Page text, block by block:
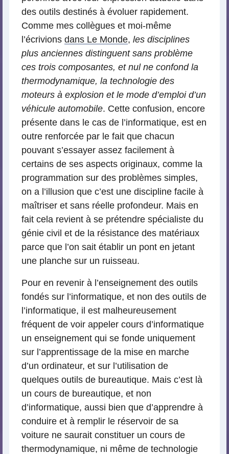
des outils destinés à évoluer rapidement.
Comme mes collègues et moi-même
l’écrivions dans Le Monde, les disciplines
plus anciennes distinguent sans problème
ces trois composantes, et nul ne confond la
thermodynamique, la technologie des
moteurs à explosion et le mode d’emploi d’un
véhicule automobile. Cette confusion, encore
présente dans le cas de l’informatique, est en
outre renforcée par le fait que chacun
pouvant s’essayer assez facilement à
certains de ses aspects originaux, comme la
programmation sur des problèmes simples,
on a l’illusion que c’est une discipline facile à
maîtriser et sans réelle profondeur. Mais en
fait cela revient à se prétendre spécialiste du
génie civil et de la résistance des matériaux
parce que l’on sait établir un pont en jetant
une planche sur un ruisseau.
Pour en revenir à l’enseignement des outils
fondés sur l’informatique, et non des outils de
l’informatique, il est malheureusement
fréquent de voir appeler cours d’informatique
un enseignement qui se fonde uniquement
sur l’apprentissage de la mise en marche
d’un ordinateur, et sur l’utilisation de
quelques outils de bureautique. Mais c’est là
un cours de bureautique, et non
d’informatique, aussi bien que d’apprendre à
conduire et à remplir le réservoir de sa
voiture ne saurait constituer un cours de
thermodynamique, ni même de technologie